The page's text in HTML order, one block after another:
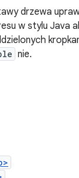
drzewa
w stylu Java
nie.